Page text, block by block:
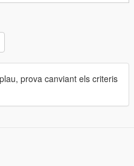
prova canviant els criteris